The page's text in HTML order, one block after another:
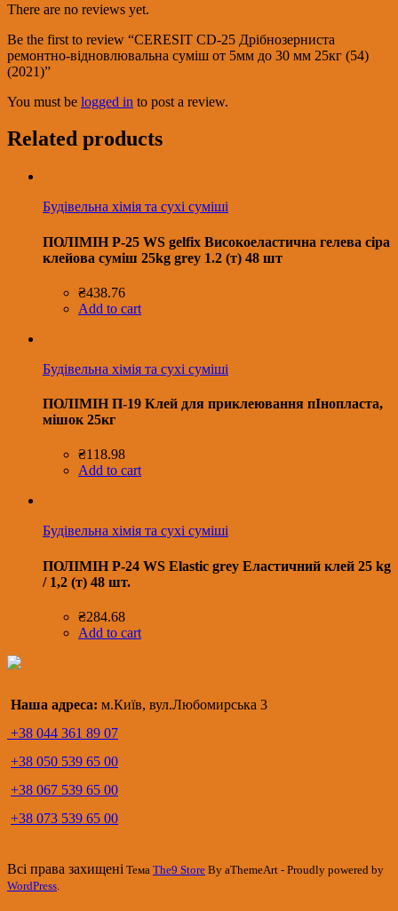
There are no reviews yet.
Be the first to review “CERESIT CD-25 Дрібнозерниста
ремонтно-відновлювальна суміш от 5мм до 30 мм 25кг (54)
(2021)”
You must be logged in to post a review.
Related products
Будівельна хімія та сухі суміші
ПОЛІМІН P-25 WS gelfix Високоеластична гелева сіра
клейова суміш 25kg grey 1.2 (т) 48 шт
₴438.76
Add to cart
Будівельна хімія та сухі суміші
ПОЛІМІН П-19 Клей для приклеювання пІнопласта,
мішок 25кг
₴118.98
Add to cart
Будівельна хімія та сухі суміші
ПОЛІМІН P-24 WS Еlastic grey Еластичний клей 25 kg
/ 1,2 (т) 48 шт.
₴284.68
Add to cart
Наша адреса: м.Київ, вул.Любомирська 3
+38 044 361 89 07
+38 050 539 65 00
+38 067 539 65 00
+38 073 539 65 00
Всі права захищені Тема The9 Store By aThemeArt - Proudly powered by
WordPress